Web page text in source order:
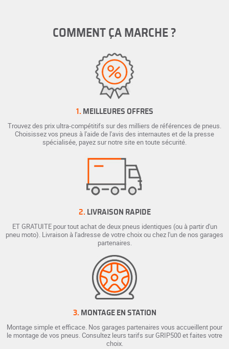
COMMENT ÇA MARCHE ?
1. MEILLEURES OFFRES
Trouvez des prix ultra-compétitifs sur des milliers de références de pneus.
Choisissez vos pneus à l'aide de l'avis des internautes et de la presse
spécialisée, payez sur notre site en toute sécurité.
2. LIVRAISON RAPIDE
ET GRATUITE pour tout achat de deux pneus identiques (ou à partir d'un
pneu moto). Livraison à l'adresse de votre choix ou chez l'un de nos garages
partenaires.
3. MONTAGE EN STATION
Montage simple et efficace. Nos garages partenaires vous accueillent pour
le montage de vos pneus. Consultez leurs tarifs sur GRIP500 et faites votre
choix.